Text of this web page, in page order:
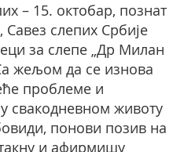
– 15. октобар, познат
слепих Србије
за слепе „Др Милан
жељом да се изнова
проблеме и
свакодневном животу
понови позив на
и афирмишу